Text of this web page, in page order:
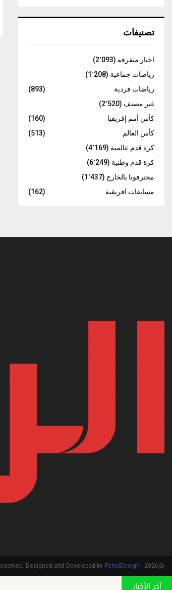
C
تصنيفات
اخبار متفرقة (2٬093)
رياضات جماعية (1٬208)
رياضات فردية
(893)
غير مصنف (2٬520)
كأس أمم إفريقيا
(160)
كأس العالم
(513)
كرة قدم عالمية (4٬169)
كرة قدم وطنية (6٬249)
محترفونا بالخارج (1٬437)
مسابقات افريقية
(162)
@2026 - arriadhia.net. All Right Reserved. Designed and Developed by
PenciDesign
آخر الأخبار